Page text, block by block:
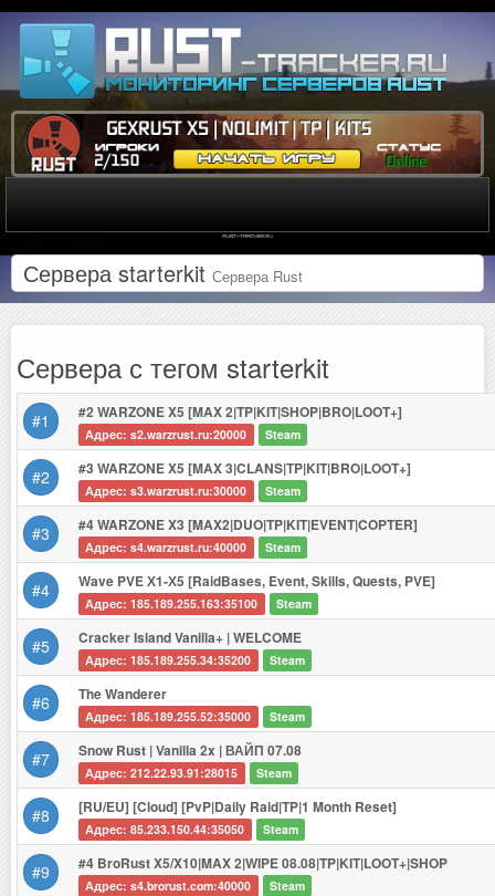
Сервера starterkit Сервера Rust
Сервера с тегом starterkit
#1 #2 WARZONE X5 [MAX 2|TP|KIT|SHOP|BRO|LOOT+]
Адрес: s2.warzrust.ru:20000 Steam
#2 #3 WARZONE X5 [MAX 3|CLANS|TP|KIT|BRO|LOOT+]
Адрес: s3.warzrust.ru:30000 Steam
#3 #4 WARZONE X3 [MAX2|DUO|TP|KIT|EVENT|COPTER]
Адрес: s4.warzrust.ru:40000 Steam
#4 Wave PVE Х1-Х5 [RaidBases, Event, Skills, Quests, PVE]
Адрес: 185.189.255.163:35100 Steam
#5 Cracker Island Vanilla+ | WELCOME
Адрес: 185.189.255.34:35200 Steam
#6 The Wanderer
Адрес: 185.189.255.52:35000 Steam
#7 Snow Rust | Vanilla 2x | ВАЙП 07.08
Адрес: 212.22.93.91:28015 Steam
#8 [RU/EU] [Cloud] [PvP|Daily Raid|TP|1 Month Reset]
Адрес: 85.233.150.44:35050 Steam
#9 #4 BroRust X5/X10|MAX 2|WIPE 08.08|TP|KIT|LOOT+|SHOP
Адрес: s4.brorust.com:40000 Steam